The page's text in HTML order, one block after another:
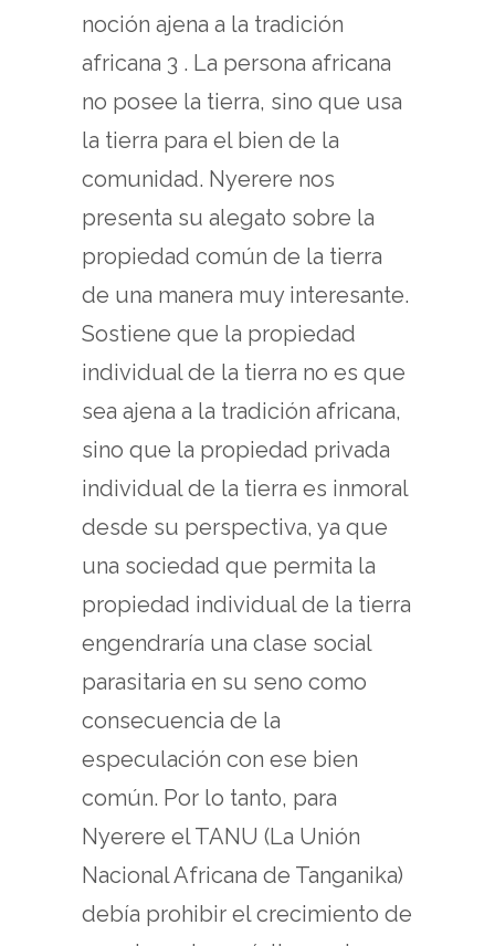
noción ajena a la tradición
africana 3 . La persona africana
no posee la tierra, sino que usa
la tierra para el bien de la
comunidad. Nyerere nos
presenta su alegato sobre la
propiedad común de la tierra
de una manera muy interesante.
Sostiene que la propiedad
individual de la tierra no es que
sea ajena a la tradición africana,
sino que la propiedad privada
individual de la tierra es inmoral
desde su perspectiva, ya que
una sociedad que permita la
propiedad individual de la tierra
engendraría una clase social
parasitaria en su seno como
consecuencia de la
especulación con ese bien
común. Por lo tanto, para
Nyerere el TANU (La Unión
Nacional Africana de Tanganika)
debía prohibir el crecimiento de